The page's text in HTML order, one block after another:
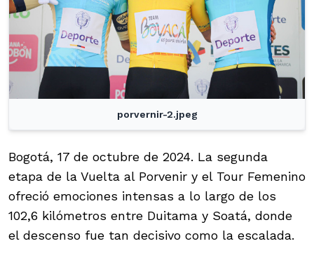
porvernir-2.jpeg
Bogotá, 17 de octubre de 2024. La segunda
etapa de la Vuelta al Porvenir y el Tour Femenino
ofreció emociones intensas a lo largo de los
102,6 kilómetros entre Duitama y Soatá, donde
el descenso fue tan decisivo como la escalada.